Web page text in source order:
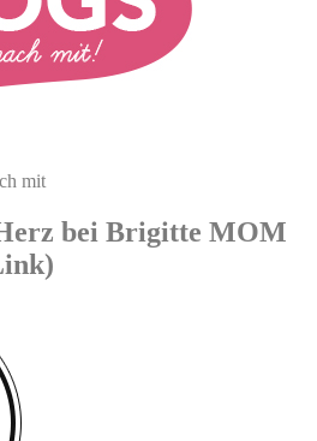
mit
bei Brigitte MOM